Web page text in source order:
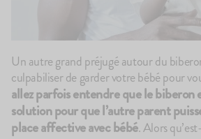
4.7
Le Porridge
2,10€
Un autre grand préjugé autour du
culpabiliser de garder votre bébé pour
allez parfois entendre que le biberon
solution pour que l’autre parent
place affective avec bébé. Alors